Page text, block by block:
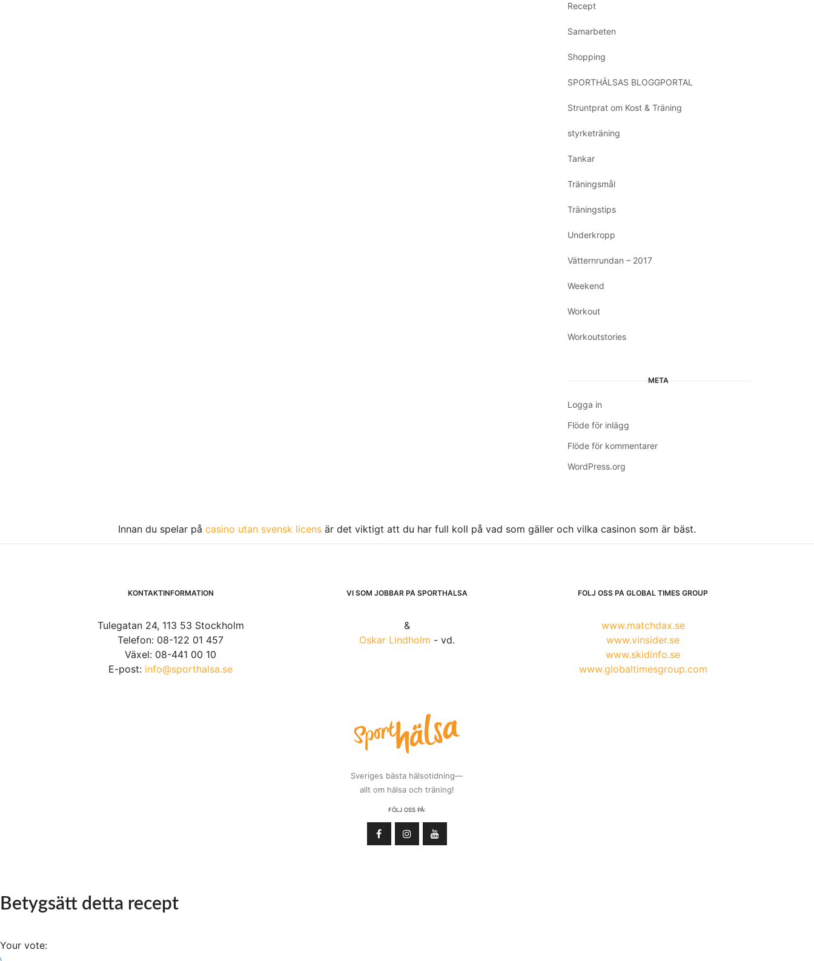
Recept
Samarbeten
Shopping
SPORTHÄLSAS BLOGGPORTAL
Struntprat om Kost & Träning
styrketräning
Tankar
Träningsmål
Träningstips
Underkropp
Vätternrundan – 2017
Weekend
Workout
Workoutstories
META
Logga in
Flöde för inlägg
Flöde för kommentarer
WordPress.org
Innan du spelar på casino utan svensk licens är det viktigt att du har full koll på vad som gäller och vilka casinon som är bäst.
KONTAKTINFORMATION
Tulegatan 24, 113 53 Stockholm
Telefon: 08-122 01 457
Växel: 08-441 00 10
E-post: info@sporthalsa.se
VI SOM JOBBAR PÅ SPORTHÄLSA
&
Oskar Lindholm - vd.
Sveriges bästa hälsotidning—
allt om hälsa och träning!
FÖLJ OSS PÅ:
FÖLJ OSS PÅ GLOBAL TIMES GROUP
www.matchdax.se
www.vinsider.se
www.skidinfo.se
www.globaltimesgroup.com
Betygsätt detta recept
Your vote: